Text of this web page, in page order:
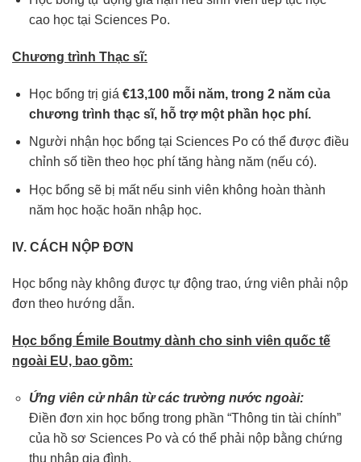
cao học tại Sciences Po.
Chương trình Thạc sĩ:
Học bổng trị giá €13,100 mỗi năm, trong 2 năm của
chương trình thạc sĩ, hỗ trợ một phần học phí.
Người nhận học bổng tại Sciences Po có thể được điều
chỉnh số tiền theo học phí tăng hàng năm (nếu có).
Học bổng sẽ bị mất nếu sinh viên không hoàn thành
năm học hoặc hoãn nhập học.
IV. CÁCH NỘP ĐƠN
Học bổng này không được tự động trao, ứng viên phải nộp
đơn theo hướng dẫn.
Học bổng Émile Boutmy dành cho sinh viên quốc tế
ngoài EU, bao gồm:
Ứng viên cử nhân từ các trường nước ngoài:
Điền đơn xin học bổng trong phần “Thông tin tài chính”
của hồ sơ Sciences Po và có thể phải nộp bằng chứng
thu nhập gia đình.